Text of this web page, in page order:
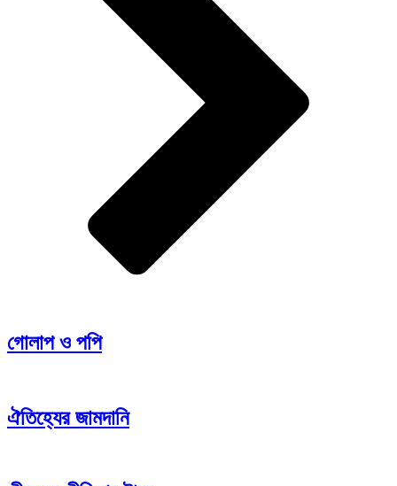
গোলাপ ও পপি
ঐতিহ্যের জামদানি